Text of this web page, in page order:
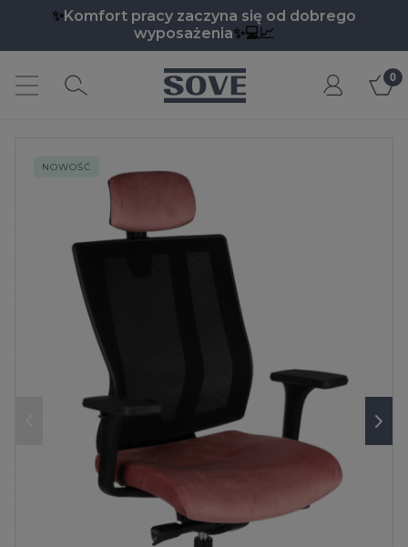
✨Komfort pracy zaczyna się od dobrego
wyposażenia✨💻📈
Moje
konto
NOWOŚĆ